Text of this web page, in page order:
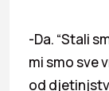
-Da. “Stali
mi smo sve
od